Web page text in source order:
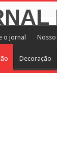
o jornal
Decoração